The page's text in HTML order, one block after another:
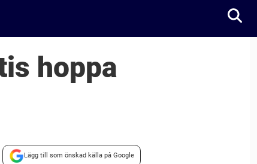
hoppa
Lägg till som önskad källa på Google